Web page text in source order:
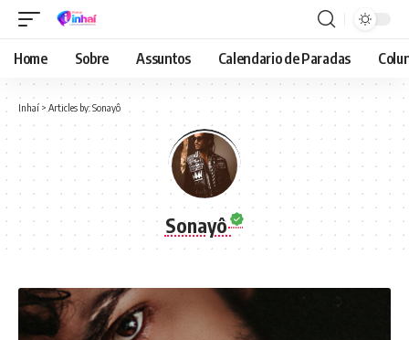
Home Sobre Assuntos Calendario de Paradas
Inhaí > Articles by: Sonayô
Sonayô